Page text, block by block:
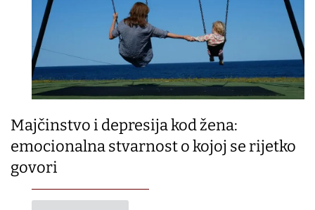
Majčinstvo i depresija kod žena:
emocionalna stvarnost o kojoj se rijetko
govori